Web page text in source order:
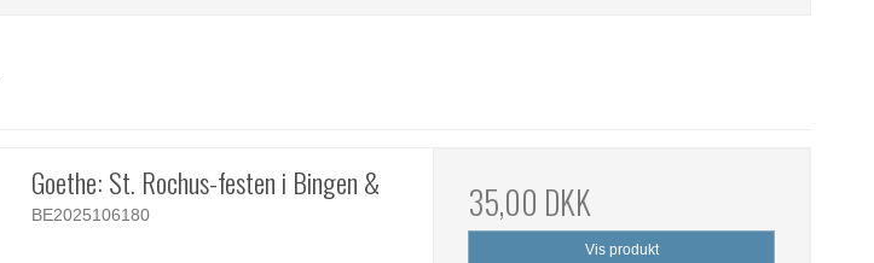
Goethe: St. Rochus-festen i Bingen &
BE2025106180 35,00 DKK
Vis produkt